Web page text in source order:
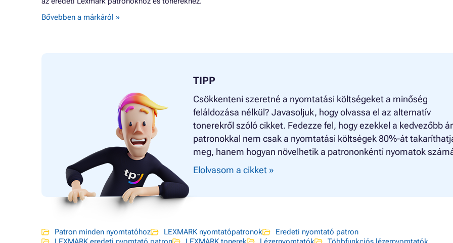
Bővebben a márkáról »
TIPP
Csökkenteni szeretné a nyomtatási költségeket a minőség
feláldozása nélkül? Javasoljuk, hogy olvassa el az alternatív
tonerekről szóló cikket. Fedezze fel, hogy ezekkel a kedvezőbb
patronokkal nem csak a nyomtatási költségek 80%-át
meg, hanem hogyan növelhetik a patrononkénti nyomatok
Elolvasom a cikket »
Patron minden nyomtatóhoz LEXMARK nyomtatópatronok
Eredeti nyomtató patron